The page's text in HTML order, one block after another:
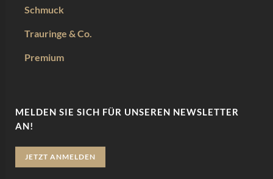
Schmuck
Trauringe & Co.
Premium
MELDEN SIE SICH FÜR UNSEREN NEWSLETTER
AN!
JETZT ANMELDEN